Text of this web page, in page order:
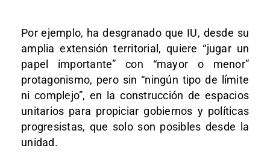
Por ejemplo, ha desgranado que IU, desde su
amplia extensión territorial, quiere “jugar un
papel importante” con “mayor o menor”
protagonismo, pero sin “ningún tipo de límite
ni complejo”, en la construcción de espacios
unitarios para propiciar gobiernos y políticas
progresistas, que solo son posibles desde la
unidad.